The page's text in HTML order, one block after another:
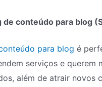
de conteúdo para blog
para blog é
serviços e querem
além de atrair novos